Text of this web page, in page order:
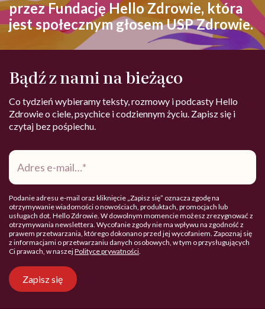
przez Fundację Hello Zdrowie, która
jest społecznym głosem USP Zdrowie.
Bądź z nami na bieżąco
Co tydzień wybieramy teksty, rozmowy i podcasty Hello
Zdrowie o ciele, psychice i codziennym życiu. Zapisz się i
czytaj bez pośpiechu.
Adres
mail*
Podanie adresu e-mail oraz kliknięcie „Zapisz się” oznacza zgodę na
otrzymywanie wiadomości o nowościach, produktach, promocjach lub
usługach dot. Hello Zdrowie. W dowolnym momencie możesz zrezygnować z
otrzymywania newslettera. Wycofanie zgody nie ma wpływu na zgodność z
prawem przetwarzania, którego dokonano przed jej wycofaniem. Zapoznaj się
z informacjami o przetwarzaniu danych osobowych, w tym o przysługujących
Ci prawach, w naszejPolityce prywatności.
Zapisz się